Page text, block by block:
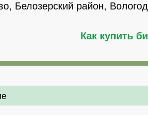
Белозерский район,
Как купить